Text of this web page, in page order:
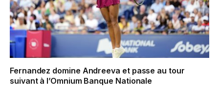
Fernandez domine Andreeva et passe au tour
suivant à l’Omnium Banque Nationale